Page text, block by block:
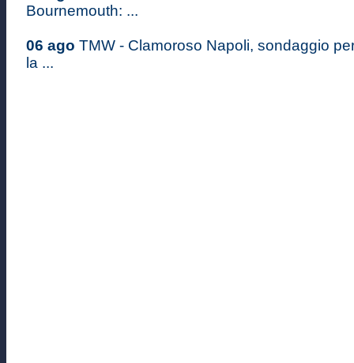
Bournemouth: ...
06 ago TMW - Clamoroso Napoli, sondaggio
la ...